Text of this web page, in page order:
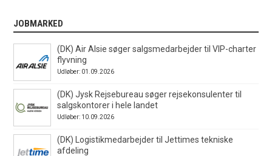
JOBMARKED
(DK) Air Alsie søger salgsmedarbejder til VIP-charter
flyvning
Udløber: 01.09.2026
(DK) Jysk Rejsebureau søger rejsekonsulenter til
salgskontorer i hele landet
Udløber: 10.09.2026
(DK) Logistikmedarbejder til Jettimes tekniske
afdeling